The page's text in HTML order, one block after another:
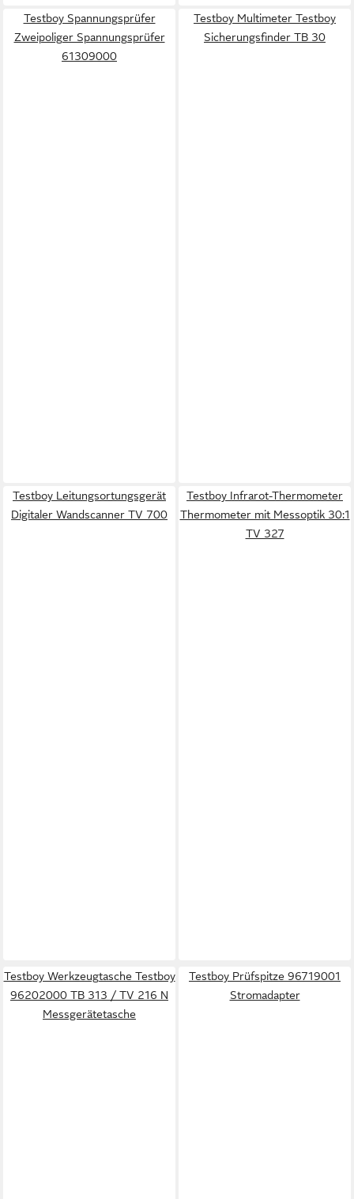
Testboy Spannungsprüfer
Zweipoliger Spannungsprüfer
61309000
Testboy Multimeter Testboy
Sicherungsfinder TB 30
Testboy Leitungsortungsgerät
Digitaler Wandscanner TV 700
Testboy Infrarot-Thermometer
Thermometer mit Messoptik 30:1
TV 327
Testboy Werkzeugtasche Testboy
96202000 TB 313 / TV 216 N
Messgerätetasche
Testboy Prüfspitze 96719001
Stromadapter